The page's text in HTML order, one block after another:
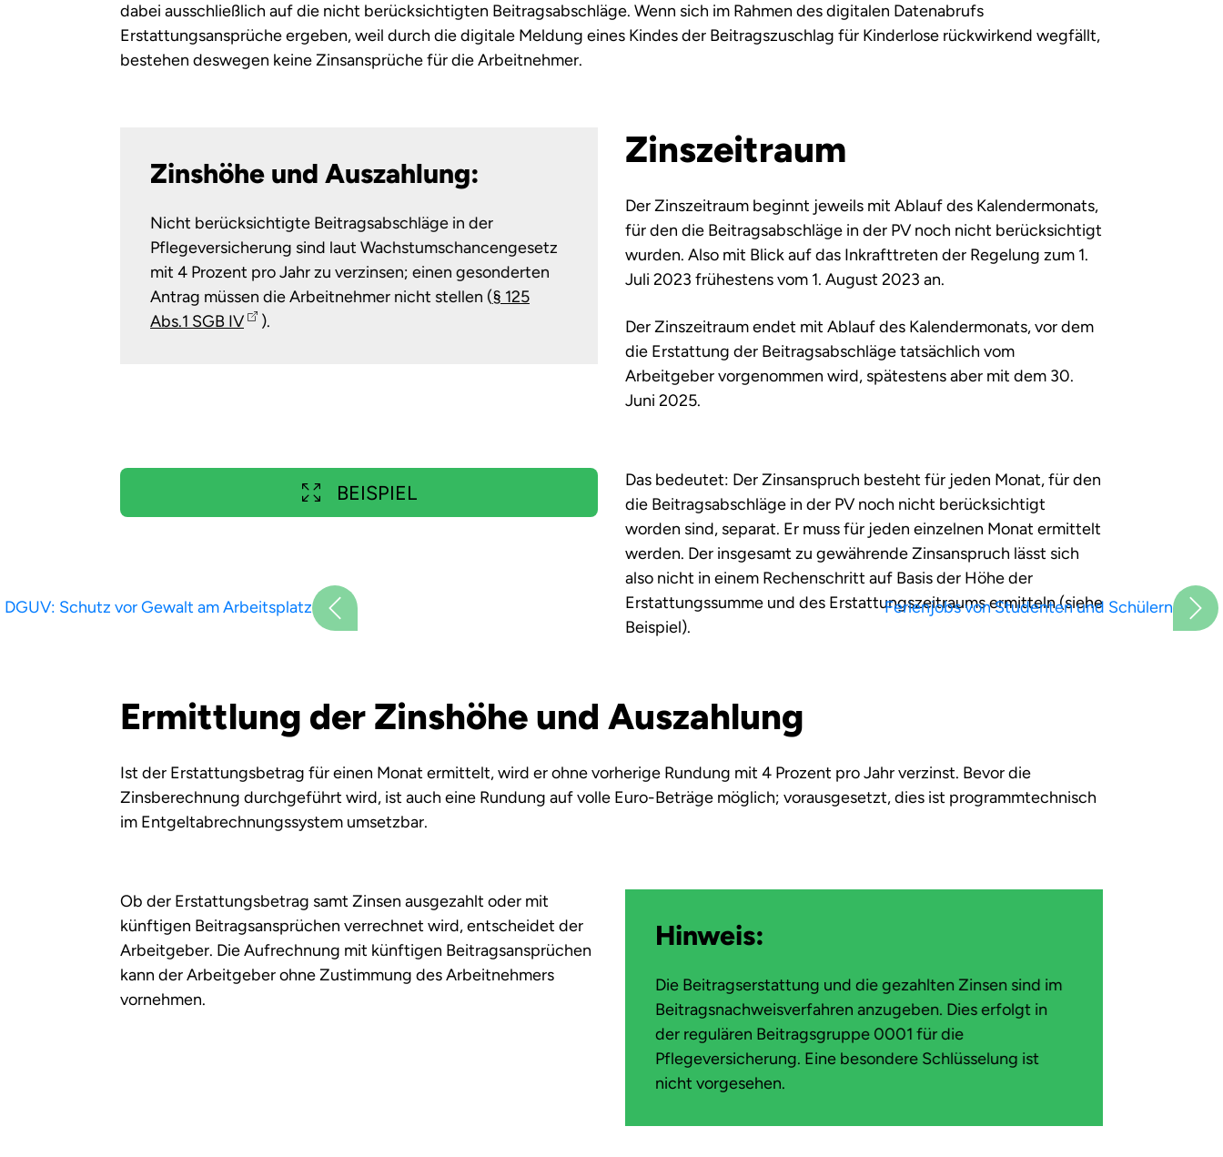
dabei ausschließlich auf die nicht berücksichtigten Beitragsabschläge. Wenn sich im Rahmen des digitalen Datenabrufs
Erstattungsansprüche ergeben, weil durch die digitale Meldung eines Kindes der Beitragszuschlag für Kinderlose rückwirkend wegfällt,
bestehen deswegen keine Zinsansprüche für die Arbeitnehmer.
Zinshöhe und Auszahlung:
Nicht berücksichtigte Beitragsabschläge in der
Pflegeversicherung sind laut Wachstumschancengesetz
mit 4 Prozent pro Jahr zu verzinsen; einen gesonderten
Antrag müssen die Arbeitnehmer nicht stellen (§ 125
Abs.1 SGB IV
).
Zinszeitraum
Der Zinszeitraum beginnt jeweils mit Ablauf des Kalendermonats,
für den die Beitragsabschläge in der PV noch nicht berücksichtigt
wurden. Also mit Blick auf das Inkrafttreten der Regelung zum 1.
Juli 2023 frühestens vom 1. August 2023 an.
Der Zinszeitraum endet mit Ablauf des Kalendermonats, vor dem
die Erstattung der Beitragsabschläge tatsächlich vom
Arbeitgeber vorgenommen wird, spätestens aber mit dem 30.
Juni 2025.
BEISPIEL
Das bedeutet: Der Zinsanspruch besteht für jeden Monat, für den
die Beitragsabschläge in der PV noch nicht berücksichtigt
worden sind, separat. Er muss für jeden einzelnen Monat ermittelt
werden. Der insgesamt zu gewährende Zinsanspruch lässt sich
also nicht in einem Rechenschritt auf Basis der Höhe der
Erstattungssumme und des Erstattungszeitraums ermitteln (siehe
Beispiel).
Ermittlung der Zinshöhe und Auszahlung
Ist der Erstattungsbetrag für einen Monat ermittelt, wird er ohne vorherige Rundung mit 4 Prozent pro Jahr verzinst. Bevor die
Zinsberechnung durchgeführt wird, ist auch eine Rundung auf volle Euro-Beträge möglich; vorausgesetzt, dies ist programmtechnisch
im Entgeltabrechnungssystem umsetzbar.
Ob der Erstattungsbetrag samt Zinsen ausgezahlt oder mit
künftigen Beitragsansprüchen verrechnet wird, entscheidet der
Arbeitgeber. Die Aufrechnung mit künftigen Beitragsansprüchen
kann der Arbeitgeber ohne Zustimmung des Arbeitnehmers
vornehmen.
Hinweis:
Die Beitragserstattung und die gezahlten Zinsen sind im
Beitragsnachweisverfahren anzugeben. Dies erfolgt in
der regulären Beitragsgruppe 0001 für die
Pflegeversicherung. Eine besondere Schlüsselung ist
nicht vorgesehen.
DGUV: Schutz vor Gewalt am Arbeitsplatz Ferienjobs von Studenten und Schülern